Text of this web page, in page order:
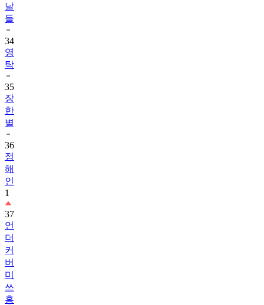
날
들
34
영
탁
35
장
한
별
36
정
해
인
1
37
언
더
커
버
미
쓰
홍